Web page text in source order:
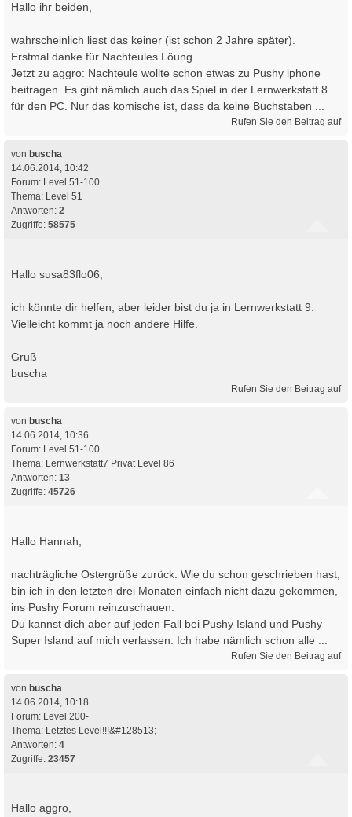
Hallo ihr beiden,
wahrscheinlich liest das keiner (ist schon 2 Jahre später).
Erstmal danke für Nachteules Löung.
Jetzt zu aggro: Nachteule wollte schon etwas zu Pushy iphone
beitragen. Es gibt nämlich auch das Spiel in der Lernwerkstatt 8
für den PC. Nur das komische ist, dass da keine Buchstaben ...
Rufen Sie den Beitrag auf
von buscha
14.06.2014, 10:42
Forum: Level 51-100
Thema: Level 51
Antworten: 2
Zugriffe: 58575
Hallo susa83flo06,
ich könnte dir helfen, aber leider bist du ja in Lernwerkstatt 9.
Vielleicht kommt ja noch andere Hilfe.
Gruß
buscha
Rufen Sie den Beitrag auf
von buscha
14.06.2014, 10:36
Forum: Level 51-100
Thema: Lernwerkstatt7 Privat Level 86
Antworten: 13
Zugriffe: 45726
Hallo Hannah,
nachträgliche Ostergrüße zurück. Wie du schon geschrieben hast,
bin ich in den letzten drei Monaten einfach nicht dazu gekommen,
ins Pushy Forum reinzuschauen.
Du kannst dich aber auf jeden Fall bei Pushy Island und Pushy
Super Island auf mich verlassen. Ich habe nämlich schon alle ...
Rufen Sie den Beitrag auf
von buscha
14.06.2014, 10:18
Forum: Level 200-
Thema: Letztes Level!!!&#128513;
Antworten: 4
Zugriffe: 23457
Hallo aggro,